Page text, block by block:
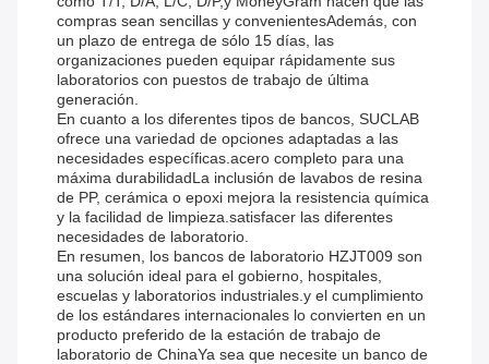
compras sean sencillas y convenientesAdemás, con
un plazo de entrega de sólo 15 días, las
organizaciones pueden equipar rápidamente sus
laboratorios con puestos de trabajo de última
generación.
En cuanto a los diferentes tipos de bancos, SUCLAB
ofrece una variedad de opciones adaptadas a las
necesidades específicas.acero completo para una
máxima durabilidadLa inclusión de lavabos de resina
de PP, cerámica o epoxi mejora la resistencia química
y la facilidad de limpieza.satisfacer las diferentes
necesidades de laboratorio.
En resumen, los bancos de laboratorio HZJT009 son
una solución ideal para el gobierno, hospitales,
escuelas y laboratorios industriales.y el cumplimiento
de los estándares internacionales lo convierten en un
producto preferido de la estación de trabajo de
laboratorio de ChinaYa sea que necesite un banco de